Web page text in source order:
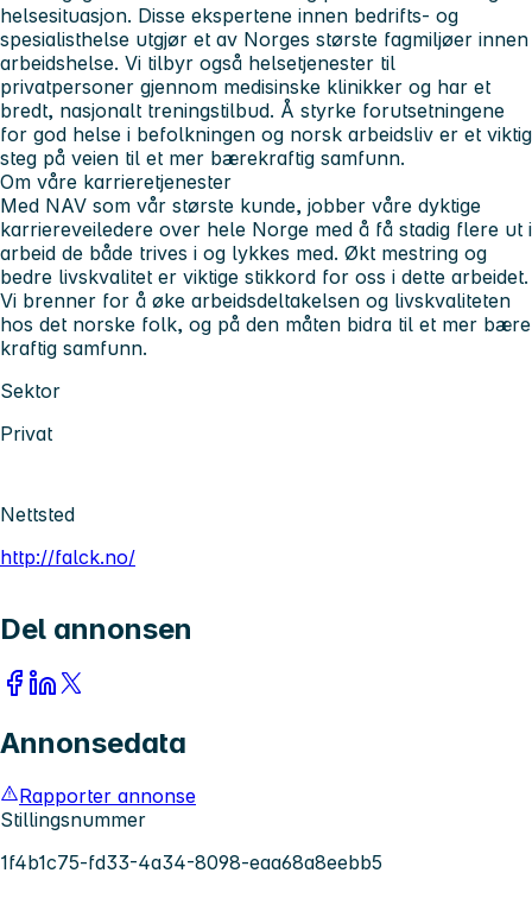
helsesituasjon. Disse ekspertene innen bedrifts- og
spesialisthelse utgjør et av Norges største fagmiljøer innen
arbeidshelse. Vi tilbyr også helsetjenester til
privatpersoner gjennom medisinske klinikker og har et
bredt, nasjonalt treningstilbud. Å styrke forutsetningene
for god helse i befolkningen og norsk arbeidsliv er et viktig
steg på veien til et mer bærekraftig samfunn.
Om våre karrieretjenester
Med NAV som vår største kunde, jobber våre dyktige
karriereveiledere over hele Norge med å få stadig flere ut i
arbeid de både trives i og lykkes med. Økt mestring og
bedre livskvalitet er viktige stikkord for oss i dette arbeidet.
Vi brenner for å øke arbeidsdeltakelsen og livskvaliteten
hos det norske folk, og på den måten bidra til et mer bære
kraftig samfunn.
Sektor
Privat
Nettsted
http://falck.no/
Del annonsen
Annonsedata
Rapporter annonse
Stillingsnummer
1f4b1c75-fd33-4a34-8098-eaa68a8eebb5